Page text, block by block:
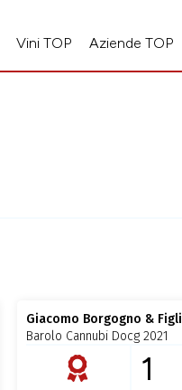
Vini TOP Aziende TOP
Giacomo Borgogno & Figli
Barolo Cannubi Docg 2021
1